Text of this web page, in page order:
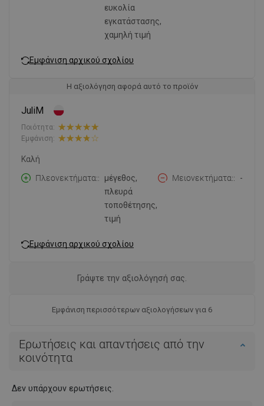
ευκολία
εγκατάστασης,
χαμηλή τιμή
Εμφάνιση αρχικού σχολίου
Η αξιολόγηση αφορά αυτό το προϊόν
JuliM
Ποιότητα:
Εμφάνιση:
Καλή
Πλεονεκτήματα:
μέγεθος,
πλευρά
τοποθέτησης,
τιμή
Μειονεκτήματα: -
Εμφάνιση αρχικού σχολίου
Εμφάνιση περισσότερων αξιολογήσεων για 6
Γράψτε την αξιολόγησή σας.
Ερωτήσεις και απαντήσεις από την
κοινότητα
Δεν υπάρχουν ερωτήσεις.